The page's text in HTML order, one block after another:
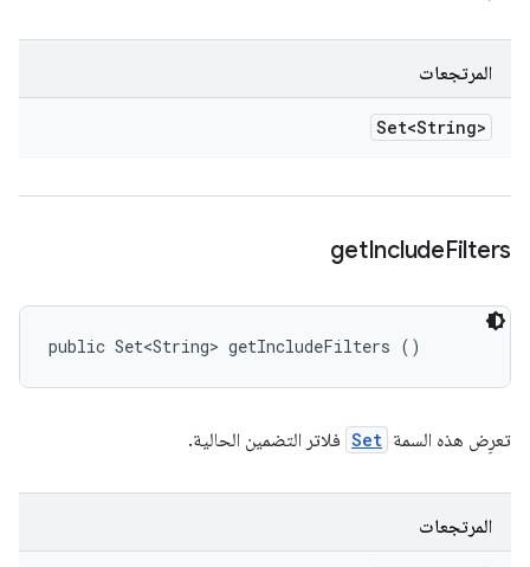
المرتجعات
Set<String>
getIncludeFilters
public Set<String> getIncludeFilters ()
تعرِض هذه السمة Set فلاتر التضمين الحالية.
المرتجعات